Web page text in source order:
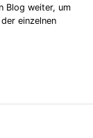
Blog weiter, um
einzelnen